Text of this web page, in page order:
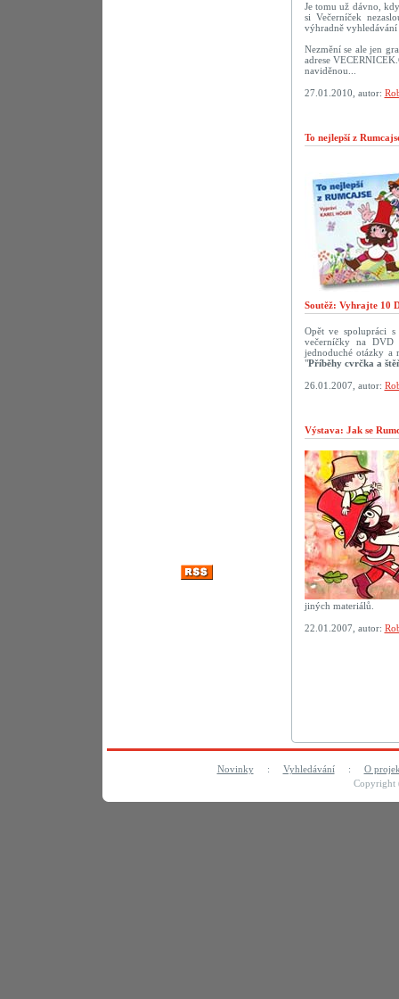
Je tomu už dávno,
si Večerníček
výhradně
Nezmění se ale jen
adrese
naviděnou...
27.01.2010, autor:
To nejlepší z
Soutěž: Vyhrajte 10
Opět ve spolupráci
večerníčky na
jednoduché otázky a
"Příběhy cvrčka a
26.01.2007, autor:
Výstava: Jak se
jiných materiálů.
22.01.2007, autor:
Novinky: Vyhledávání: O
Copyright